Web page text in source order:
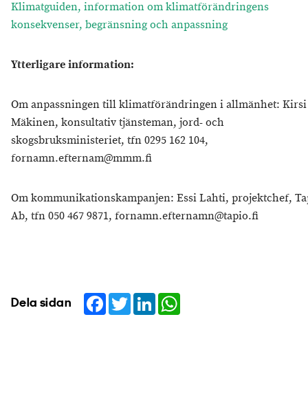
Klimatguiden, information om klimatförändringens
konsekvenser, begränsning och anpassning
Ytterligare information:
Om anpassningen till klimatförändringen i allmänhet: Kirsi
Mäkinen, konsultativ tjänsteman, jord- och
skogsbruksministeriet, tfn 0295 162 104,
fornamn.efternam@mmm.fi
Om kommunikationskampanjen: Essi Lahti, projektchef,
Ab, tfn 050 467 9871, fornamn.efternamn@tapio.fi
Dela sidan Facebook
TwitterLinkedIn